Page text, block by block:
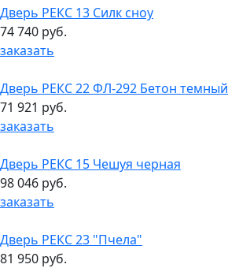
Дверь РЕКС 13 Силк сноу
74 740 руб.
заказать
Дверь РЕКС 22 ФЛ-292 Бетон темный
71 921 руб.
заказать
Дверь РЕКС 15 Чешуя черная
98 046 руб.
заказать
Дверь РЕКС 23 "Пчела"
81 950 руб.